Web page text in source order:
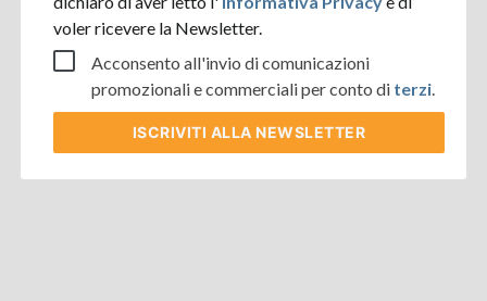
voler ricevere la Newsletter.
Acconsento all'invio di comunicazioni
promozionali e commerciali per conto di terzi
ISCRIVITI ALLA NEWSLETTER